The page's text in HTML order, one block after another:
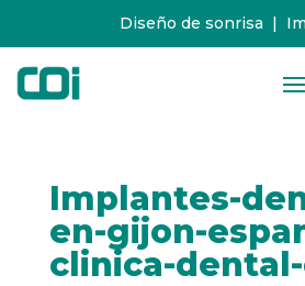
Diseño de sonrisa |
Implantes-
en-gijon-
clinica-dental-